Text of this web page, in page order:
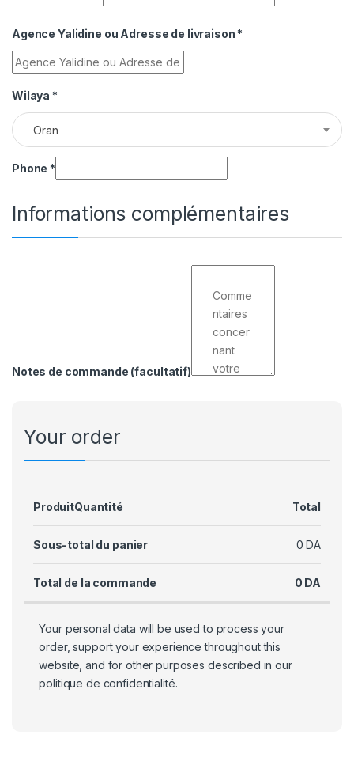
Agence Yalidine ou Adresse de livraison *
Wilaya *
Oran
Phone *
Informations complémentaires
Notes de commande (facultatif)
Your order
ProduitQuantité Total
Sous-total du panier 0 DA
Total de la commande 0 DA
Your personal data will be used to process your
order, support your experience throughout this
website, and for other purposes described in our
politique de confidentialité.